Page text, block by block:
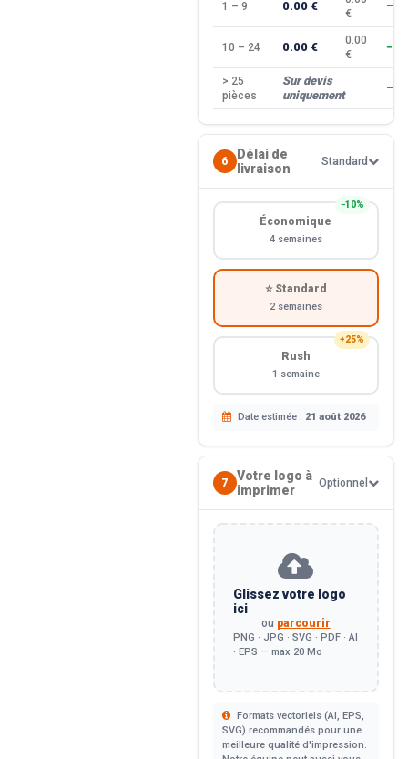
1 – 9 0.00 €
€
—
10 – 24 0.00 €
0.00
€
> 25
pièces
Sur devis
uniquement
—
6
Délai de
livraison
Standard
−10%
Économique
4 semaines
⭐ Standard
2 semaines
+25%
Rush
1 semaine
Date estimée : 21 août 2026
7
Votre logo à
imprimer
Optionnel
Glissez votre logo
ici
ou parcourir
PNG · JPG · SVG · PDF · AI
· EPS — max 20 Mo
Formats vectoriels (AI, EPS,
SVG) recommandés pour une
meilleure qualité d'impression.